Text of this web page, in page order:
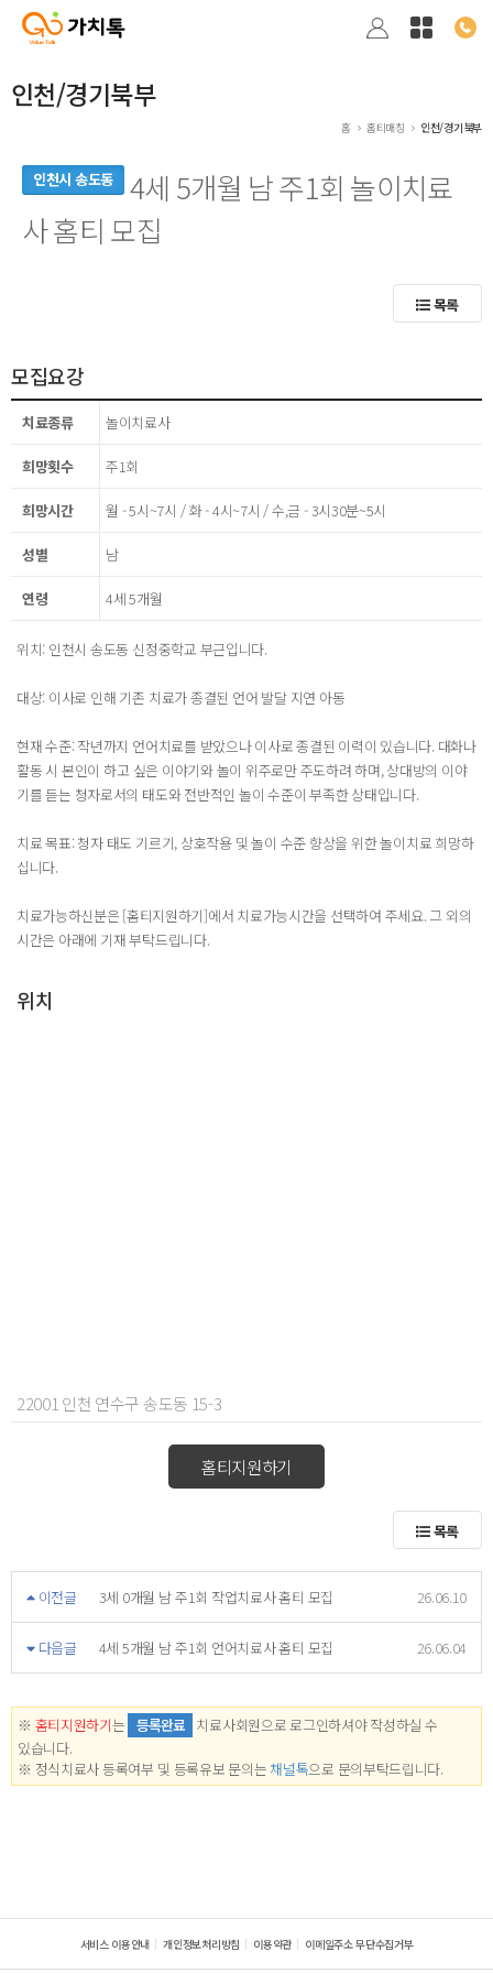
인천/경기북부
홈 홈티매칭 인천/경기북부
인천시 송도동
4세 5개월 남 주1회 놀이치료
사 홈티 모집
목록
모집요강
치료종류 놀이치료사
희망횟수 주1회
희망시간 월 - 5시~7시 / 화 - 4시~7시 / 수,금 - 3시30분~5시
성별 남
연령 4세 5개월
위치: 인천시 송도동 신정중학교 부근입니다.
대상: 이사로 인해 기존 치료가 종결된 언어 발달 지연 아동
현재 수준: 작년까지 언어치료를 받았으나 이사로 종결된 이력이 있습니다. 대화나
활동 시 본인이 하고 싶은 이야기와 놀이 위주로만 주도하려 하며, 상대방의 이야
기를 듣는 청자로서의 태도와 전반적인 놀이 수준이 부족한 상태입니다.
치료 목표: 청자 태도 기르기, 상호작용 및 놀이 수준 향상을 위한 놀이치료 희망하
십니다.
치료가능하신분은 [홈티지원하기]에서 치료가능시간을 선택하여 주세요. 그 외의
시간은 아래에 기재 부탁드립니다.
위치
22001 인천 연수구 송도동 15-3
홈티지원하기
목록
이전글 3세 0개월 남 주1회 작업치료사 홈티 모집 26.06.10
다음글 4세 5개월 남 주1회 언어치료사 홈티 모집 26.06.04
※ 홈티지원하기는 등록완료 치료사회원으로 로그인하셔야 작성하실 수
있습니다.
※ 정식치료사 등록여부 및 등록유보 문의는 채널톡으로 문의부탁드립니다.
서비스 이용안내 개인정보처리방침 이용약관 이메일주소 무단수집거부